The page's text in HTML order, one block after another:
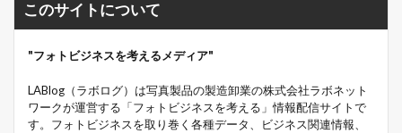
このサイトについて
"フォトビジネスを考えるメディア"
LABlog（ラボログ）は写真製品の製造卸業の株式会社ラボネット
ワークが運営する「フォトビジネスを考える」情報配信サイトで
す。フォトビジネスを取り巻く各種データ、ビジネス関連情報、